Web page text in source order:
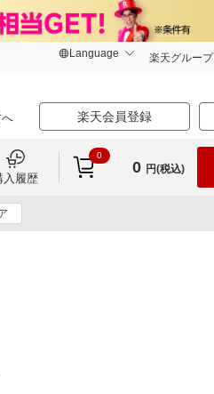
楽天グループ
楽天会員登録
入履歴
0
0 円(税込)